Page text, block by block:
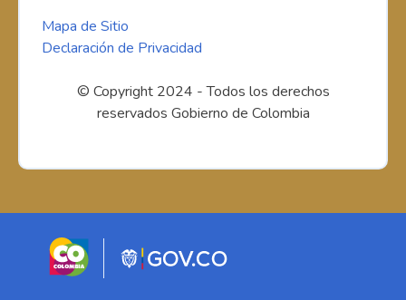
Mapa de Sitio
Declaración de Privacidad
© Copyright 2024 - Todos los derechos
reservados Gobierno de Colombia